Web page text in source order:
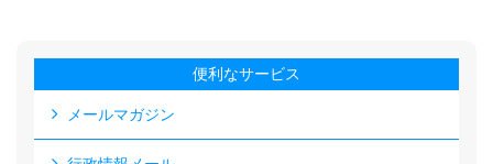
便利なサービス
メールマガジン